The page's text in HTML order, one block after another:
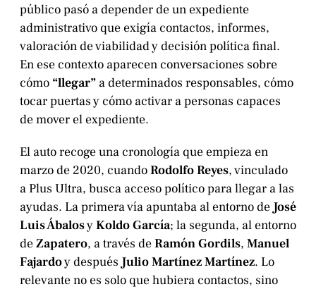
público pasó a depender de un expediente
administrativo que exigía contactos, informes,
valoración de viabilidad y decisión política final.
En ese contexto aparecen conversaciones sobre
cómo “llegar” a determinados responsables, cómo
tocar puertas y cómo activar a personas capaces
de mover el expediente.
El auto recoge una cronología que empieza en
marzo de 2020, cuandoRodolfo Reyes, vinculado
a Plus Ultra, busca acceso político para llegar a las
ayudas. La primera vía apuntaba al entorno de José
Luis ÁbalosyKoldo García; la segunda, al entorno
deZapatero, a través deRamón Gordils, Manuel
Fajardoy después Julio Martínez Martínez. Lo
relevante no es solo que hubiera contactos, sino